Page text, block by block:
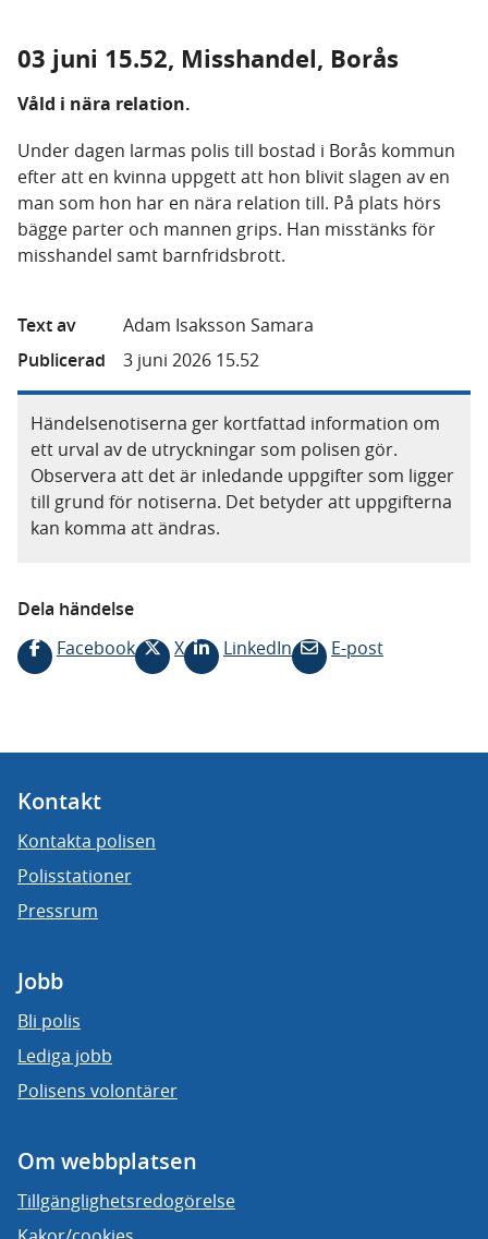
03 juni 15.52, Misshandel, Borås
Våld i nära relation.
Under dagen larmas polis till bostad i Borås kommun
efter att en kvinna uppgett att hon blivit slagen av en
man som hon har en nära relation till. På plats hörs
bägge parter och mannen grips. Han misstänks för
misshandel samt barnfridsbrott.
Text av
Adam Isaksson Samara
Publicerad
3 juni 2026 15.52
Händelsenotiserna ger kortfattad information om
ett urval av de utryckningar som polisen gör.
Observera att det är inledande uppgifter som ligger
till grund för notiserna. Det betyder att uppgifterna
kan komma att ändras.
Dela händelse
Facebook
X LinkedIn E-post
Kontakt
Kontakta polisen
Polisstationer
Pressrum
Jobb
Bli polis
Lediga jobb
Polisens volontärer
Om webbplatsen
Tillgänglighetsredogörelse